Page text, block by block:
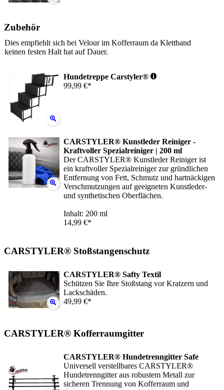
Zubehör
Dies empfiehlt sich bei Velour im Kofferraum da Klettband
keinen festen Halt hat auf Dauer.
Hundetreppe Carstyler®
99,99 €*
CARSTYLER® Kunstleder Reiniger -
Kraftvoller Spezialreiniger | 200 ml
Der CARSTYLER® Kunstleder Reiniger ist
ein kraftvoller Spezialreiniger zur gründlichen
Entfernung von Fett, Schmutz und hartnäckigen
Verschmutzungen auf geeigneten Kunstleder-
und synthetischen Oberflächen.
Inhalt: 200 ml
14,99 €*
CARSTYLER® Stoßstangenschutz
CARSTYLER® Safty Textil
Schützen Sie Ihre Stoßstang vor Kratzern und
Lackschäden.
49,99 €*
CARSTYLER® Kofferraumgitter
CARSTYLER® Hundetrenngitter Safe
Universell verstellbares CARSTYLER®
Hundetrenngitter aus robustem Metall zur
sicheren Trennung von Kofferraum und